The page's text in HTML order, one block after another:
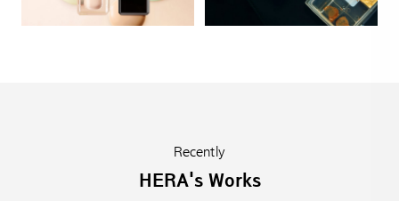
Recently
HERA's Works